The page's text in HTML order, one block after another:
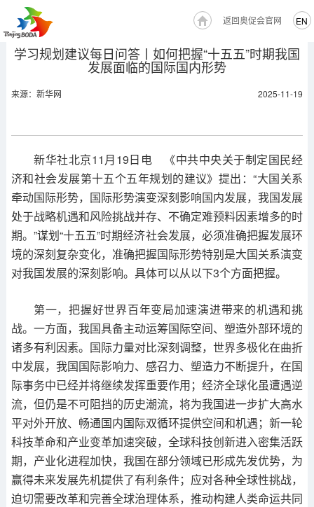
EN
返回奥促会官网
学习规划建议每日问答丨如何把握“十五五”时期我国
发展面临的国际国内形势
来源：新华网 2025-11-19
新华社北京11月19日电 《中共中央关于制定国民经
济和社会发展第十五个五年规划的建议》提出：“大国关系
牵动国际形势，国际形势演变深刻影响国内发展，我国发展
处于战略机遇和风险挑战并存、不确定难预料因素增多的时
期。”谋划“十五五”时期经济社会发展，必须准确把握发展环
境的深刻复杂变化，准确把握国际形势特别是大国关系演变
对我国发展的深刻影响。具体可以从以下3个方面把握。
第一，把握好世界百年变局加速演进带来的机遇和挑
战。一方面，我国具备主动运筹国际空间、塑造外部环境的
诸多有利因素。国际力量对比深刻调整，世界多极化在曲折
中发展，我国国际影响力、感召力、塑造力不断提升，在国
际事务中已经并将继续发挥重要作用；经济全球化虽遭遇逆
流，但仍是不可阻挡的历史潮流，将为我国进一步扩大高水
平对外开放、畅通国内国际双循环提供空间和机遇；新一轮
科技革命和产业变革加速突破，全球科技创新进入密集活跃
期，产业化进程加快，我国在部分领域已形成先发优势，为
赢得未来发展先机提供了有利条件；应对各种全球性挑战，
迫切需要改革和完善全球治理体系，推动构建人类命运共同